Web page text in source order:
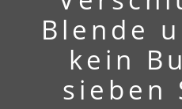
Blende
kein
sieben